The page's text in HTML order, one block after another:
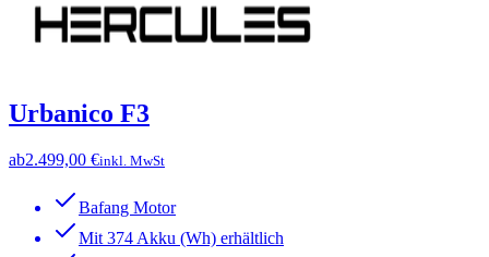
Urbanico F3
ab2.499,00 €inkl. MwSt
Bafang Motor
Mit 374 Akku (Wh) erhältlich